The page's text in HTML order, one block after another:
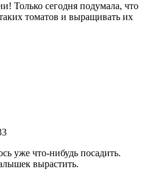
Только сегодня подумала, что
томатов и выращивать их
уже что-нибудь посадить.
вырастить.